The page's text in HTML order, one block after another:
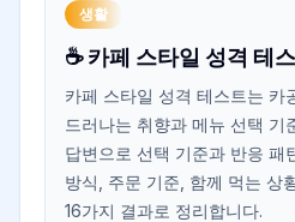
생활
☕ 카페 스타일 성격 테
카페 스타일 성격 테스트는 카
드러나는 취향과 메뉴 선택 기
답변으로 선택 기준과 반응 패
방식, 주문 기준, 함께 먹는 상
16가지 결과로 정리합니다.